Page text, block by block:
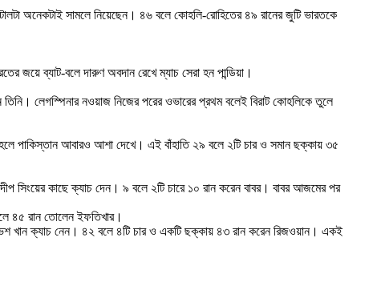
অনেকটাই সামলে নিয়েছেন। ৪৬ বলে কোহলি-রোহিতের ৪৯ রানের জুটি ভারতকে
ব্যাট-বলে দারুণ অবদান রেখে ম্যাচ সেরা হন পান্ডিয়া।
লেগস্পিনার নওয়াজ নিজের পরের ওভারের প্রথম বলেই বিরাট কোহলিকে তুলে
হলে পাকিস্তান আবারও আশা দেখে। এই বাঁহাতি ২৯ বলে ২টি চার ও সমান ছক্কায় ৩৫
সিংয়ের কাছে ক্যাচ দেন। ৯ বলে ২টি চারে ১০ রান করেন বাবর। বাবর আজমের পর
৪৫ রান তোলেন ইফতিখার।
খান ক্যাচ নেন। ৪২ বলে ৪টি চার ও একটি ছক্কায় ৪৩ রান করেন রিজওয়ান। একই